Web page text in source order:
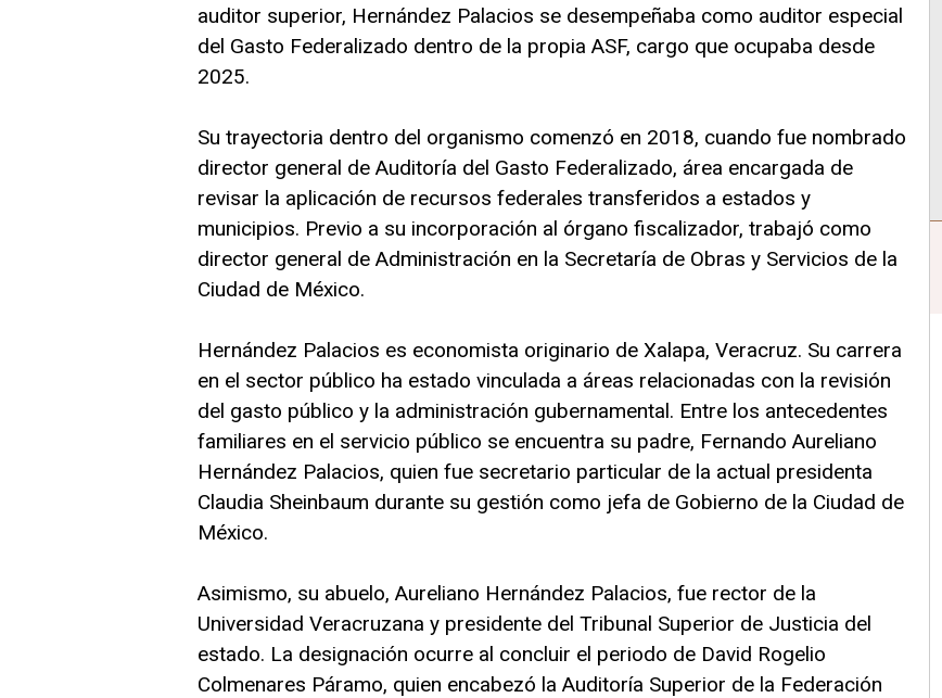
auditor superior, Hernández Palacios se desempeñaba como auditor especial
del Gasto Federalizado dentro de la propia ASF, cargo que ocupaba desde
2025.
Su trayectoria dentro del organismo comenzó en 2018, cuando fue nombrado
director general de Auditoría del Gasto Federalizado, área encargada de
revisar la aplicación de recursos federales transferidos a estados y
municipios. Previo a su incorporación al órgano fiscalizador, trabajó como
director general de Administración en la Secretaría de Obras y Servicios de la
Ciudad de México.
Hernández Palacios es economista originario de Xalapa, Veracruz. Su carrera
en el sector público ha estado vinculada a áreas relacionadas con la revisión
del gasto público y la administración gubernamental. Entre los antecedentes
familiares en el servicio público se encuentra su padre, Fernando Aureliano
Hernández Palacios, quien fue secretario particular de la actual presidenta
Claudia Sheinbaum durante su gestión como jefa de Gobierno de la Ciudad de
México.
Asimismo, su abuelo, Aureliano Hernández Palacios, fue rector de la
Universidad Veracruzana y presidente del Tribunal Superior de Justicia del
estado. La designación ocurre al concluir el periodo de David Rogelio
Colmenares Páramo, quien encabezó la Auditoría Superior de la Federación